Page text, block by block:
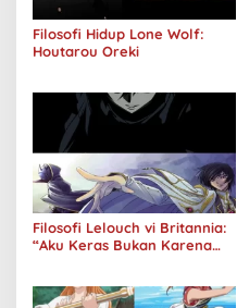
Filosofi Hidup Lone Wolf:
Houtarou Oreki
Filosofi Lelouch vi Britannia:
“Aku Keras Bukan Karena